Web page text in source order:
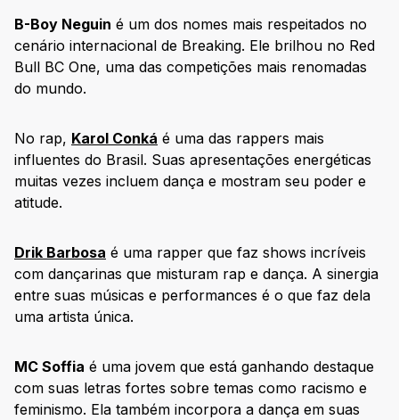
B-Boy Neguin é um dos nomes mais respeitados no
cenário internacional de Breaking. Ele brilhou no Red
Bull BC One, uma das competições mais renomadas
do mundo.
No rap, Karol Conká é uma das rappers mais
influentes do Brasil. Suas apresentações energéticas
muitas vezes incluem dança e mostram seu poder e
atitude.
Drik Barbosa é uma rapper que faz shows incríveis
com dançarinas que misturam rap e dança. A sinergia
entre suas músicas e performances é o que faz dela
uma artista única.
MC Soffia é uma jovem que está ganhando destaque
com suas letras fortes sobre temas como racismo e
feminismo. Ela também incorpora a dança em suas